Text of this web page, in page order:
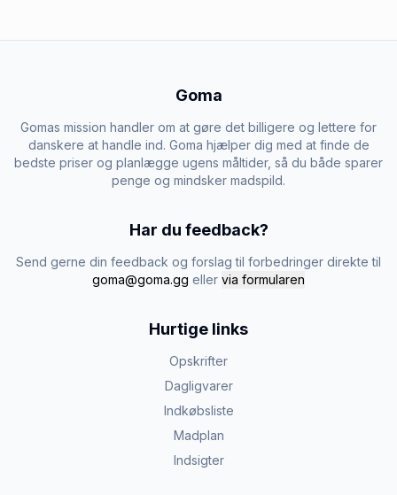
Goma
Gomas mission handler om at gøre det billigere og lettere for
danskere at handle ind. Goma hjælper dig med at finde de
bedste priser og planlægge ugens måltider, så du både sparer
penge og mindsker madspild.
Har du feedback?
Send gerne din feedback og forslag til forbedringer direkte til
goma@goma.gg eller via formularen
Hurtige links
Opskrifter
Dagligvarer
Indkøbsliste
Madplan
Indsigter